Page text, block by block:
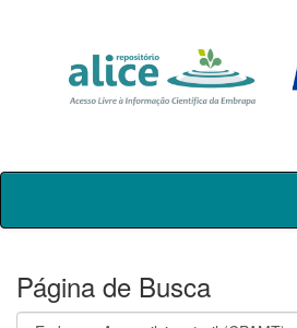
Skip
Página de Busca